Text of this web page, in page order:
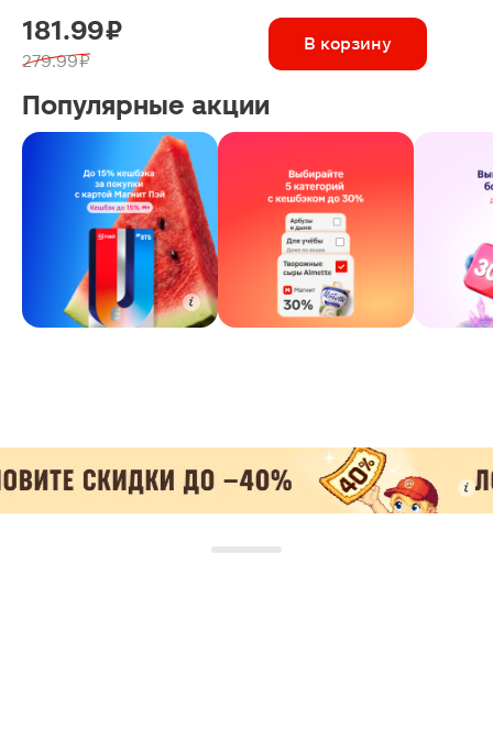
181.99 ₽
279.99 ₽
В корзину
Популярные акции